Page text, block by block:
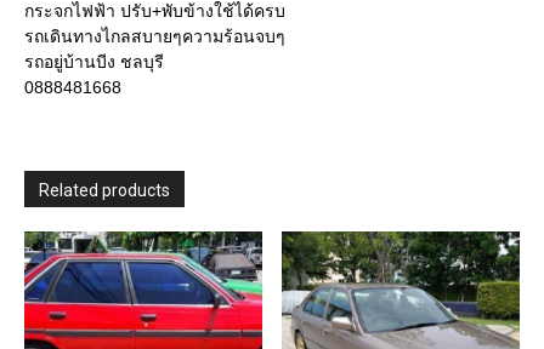
กระจกไฟฟ้า ปรับ+พับข้างใช้ได้ครบ
รถเดินทางไกลสบายๆความร้อนจบๆ
รถอยู่บ้านบีง ชลบุรี
0888481668
Related products